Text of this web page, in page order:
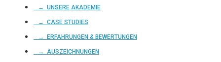
→ UNSERE AKADEMIE
→ CASE STUDIES
→ ERFAHRUNGEN & BEWERTUNGEN
→ AUSZEICHNUNGEN